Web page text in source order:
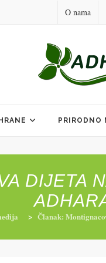
O nama
PRIRODNO
DIJETA
> Članak: